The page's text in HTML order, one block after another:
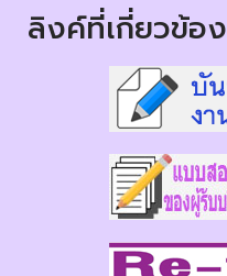
ลิงค์ที่เกี่ยวข้อง